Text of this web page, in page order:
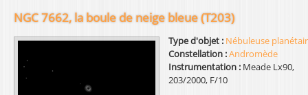
NGC 7662, la boule de neige bleue (T203)
Type d'objet : Nébuleuse
Constellation :Andromède
Instrumentation : Meade Lx90,
203/2000, F/10